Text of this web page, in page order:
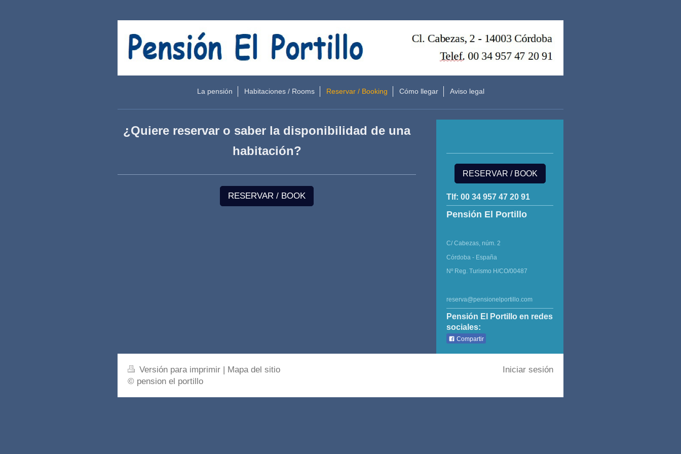
La pensión Habitaciones / Rooms Reservar / Booking Cómo llegar Aviso legal
¿Quiere reservar o saber la disponibilidad de una
habitación?
RESERVAR / BOOK
RESERVAR / BOOK
Tlf: 00 34 957 47 20 91
Pensión El Portillo
C/ Cabezas, núm. 2
Córdoba - España
Nº Reg. Turismo H/CO/00487
reserva@pensionelportillo.com
Pensión El Portillo en redes
sociales:
Compartir
Versión para imprimir | Mapa del sitio
© pension el portillo
Iniciar sesión